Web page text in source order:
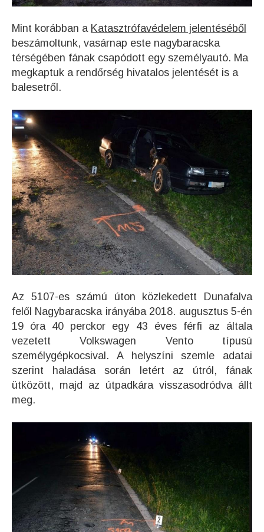
Mint korábban a Katasztrófavédelem jelentéséből
beszámoltunk, vasárnap este nagybaracska
térségében fának csapódott egy személyautó. Ma
megkaptuk a rendőrség hivatalos jelentését is a
balesetről.
Az 5107-es számú úton közlekedett Dunafalva
felől Nagybaracska irányába 2018. augusztus 5-én
19 óra 40 perckor egy 43 éves férfi az általa
vezetett Volkswagen Vento típusú
személygépkocsival. A helyszíni szemle adatai
szerint haladása során letért az útról, fának
ütközött, majd az útpadkára visszasodródva állt
meg.